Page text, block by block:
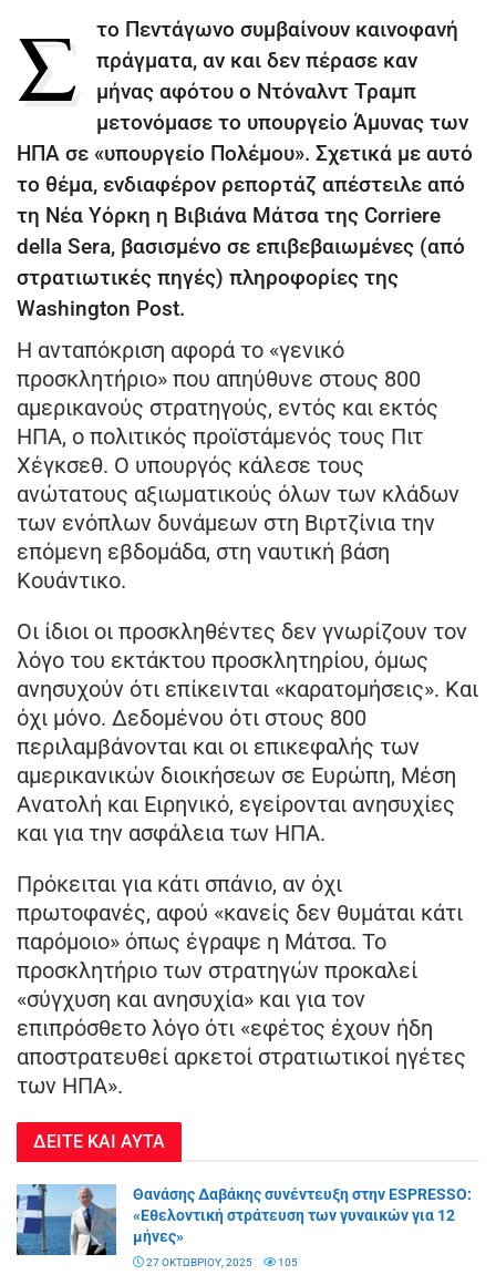
Σ
το Πεντάγωνο συμβαίνουν καινοφανή
πράγματα, αν και δεν πέρασε καν
μήνας αφότου ο Ντόναλντ Τραμπ
μετονόμασε το υπουργείο Άμυνας των
ΗΠΑ σε «υπουργείο Πολέμου». Σχετικά με αυτό
το θέμα, ενδιαφέρον ρεπορτάζ απέστειλε από
τη Νέα Υόρκη η Βιβιάνα Μάτσα της Corriere
della Sera, βασισμένο σε επιβεβαιωμένες (από
στρατιωτικές πηγές) πληροφορίες της
Washington Post.
Η ανταπόκριση αφορά το «γενικό
προσκλητήριο» που απηύθυνε στους 800
αμερικανούς στρατηγούς, εντός και εκτός
ΗΠΑ, ο πολιτικός προϊστάμενός τους Πιτ
Χέγκσεθ. Ο υπουργός κάλεσε τους
ανώτατους αξιωματικούς όλων των κλάδων
των ενόπλων δυνάμεων στη Βιρτζίνια την
επόμενη εβδομάδα, στη ναυτική βάση
Κουάντικο.
Οι ίδιοι οι προσκληθέντες δεν γνωρίζουν τον
λόγο του εκτάκτου προσκλητηρίου, όμως
ανησυχούν ότι επίκεινται «καρατομήσεις». Και
όχι μόνο. Δεδομένου ότι στους 800
περιλαμβάνονται και οι επικεφαλής των
αμερικανικών διοικήσεων σε Ευρώπη, Μέση
Ανατολή και Ειρηνικό, εγείρονται ανησυχίες
και για την ασφάλεια των ΗΠΑ.
Πρόκειται για κάτι σπάνιο, αν όχι
πρωτοφανές, αφού «κανείς δεν θυμάται κάτι
παρόμοιο» όπως έγραψε η Μάτσα. Το
προσκλητήριο των στρατηγών προκαλεί
«σύγχυση και ανησυχία» και για τον
επιπρόσθετο λόγο ότι «εφέτος έχουν ήδη
αποστρατευθεί αρκετοί στρατιωτικοί ηγέτες
των ΗΠΑ».
ΔΕΙΤΕ ΚΑΙ ΑΥΤΑ
Θανάσης Δαβάκης συνέντευξη στην ESPRESSO:
«Εθελοντική στράτευση των γυναικών για 12
μήνες»
27 ΟΚΤΩΒΡΊΟΥ, 2025 105